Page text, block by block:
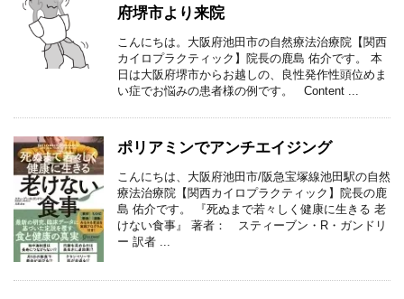
府堺市より来院
こんにちは。大阪府池田市の自然療法治療院【関西
カイロプラクティック】院長の鹿島 佑介です。 本
日は大阪府堺市からお越しの、良性発作性頭位めま
い症でお悩みの患者様の例です。 Content ...
ポリアミンでアンチエイジング
こんにちは、大阪府池田市/阪急宝塚線池田駅の自然
療法治療院【関西カイロプラクティック】院長の鹿
島 佑介です。 『死ぬまで若々しく健康に生きる 老
けない食事』 著者： スティーブン・R・ガンドリ
ー 訳者 ...